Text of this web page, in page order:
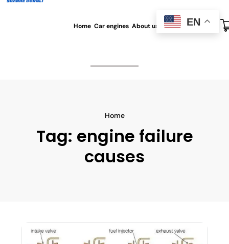
Home Car engines About us All blog Contact us
Home
Tag: engine failure
causes
EN